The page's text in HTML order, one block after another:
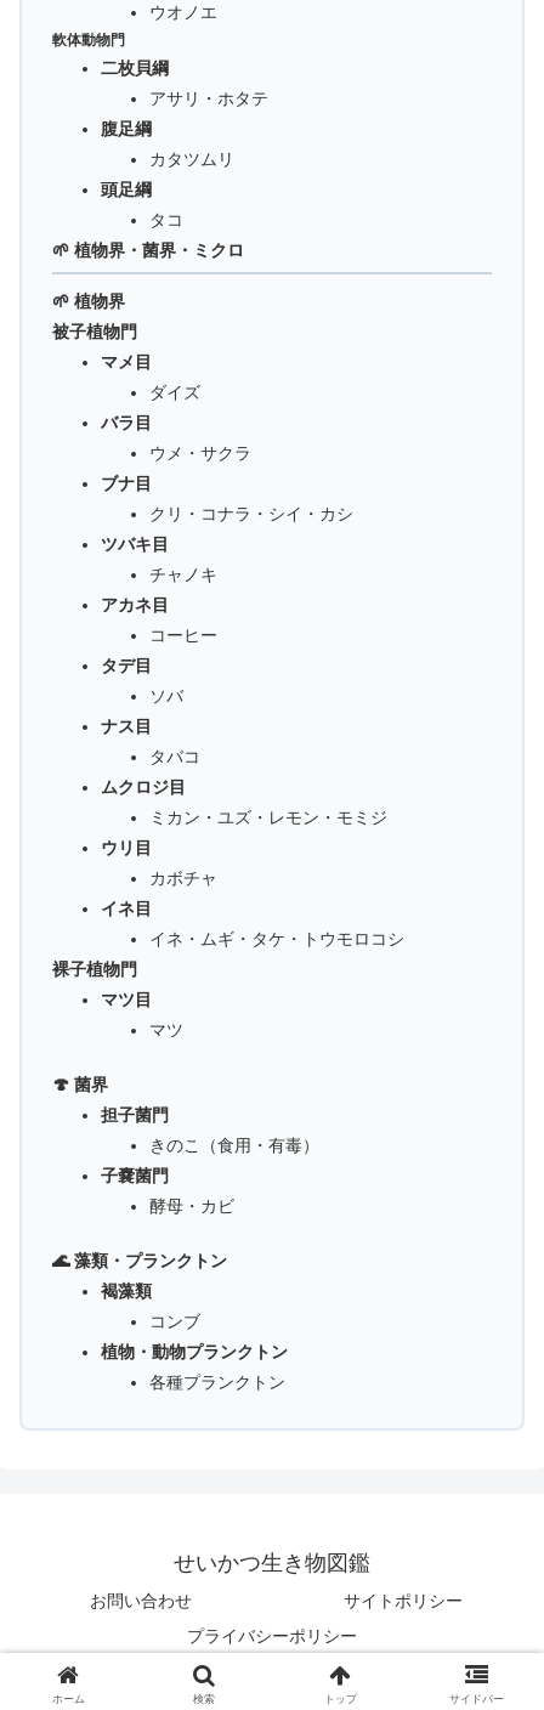
ウオノエ
軟体動物門
二枚貝綱
アサリ・ホタテ
腹足綱
カタツムリ
頭足綱
タコ
🌱 植物界・菌界・ミクロ
🌱 植物界
被子植物門
マメ目
ダイズ
バラ目
ウメ・サクラ
ブナ目
クリ・コナラ・シイ・カシ
ツバキ目
チャノキ
アカネ目
コーヒー
タデ目
ソバ
ナス目
タバコ
ムクロジ目
ミカン・ユズ・レモン・モミジ
ウリ目
カボチャ
イネ目
イネ・ムギ・タケ・トウモロコシ
裸子植物門
マツ目
マツ
🍄 菌界
担子菌門
きのこ（食用・有毒）
子嚢菌門
酵母・カビ
🌊 藻類・プランクトン
褐藻類
コンブ
植物・動物プランクトン
各種プランクトン
せいかつ生き物図鑑
お問い合わせ
サイトポリシー
プライバシーポリシー
© 2025 せいかつ生き物図鑑.
ホーム 検索 トップ サイドバー